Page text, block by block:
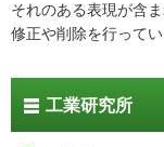
それのある表現が含
修正や削除を行ってい
工業研究所